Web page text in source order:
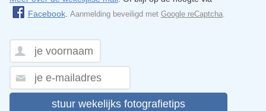
Facebook. Aanmelding beveiligd met Google reCaptcha.
stuur wekelijks fotografietips